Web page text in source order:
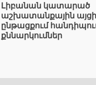
Լիբանան կատարած
աշխատանքային այցի
ընթացքում
քննարկումներ